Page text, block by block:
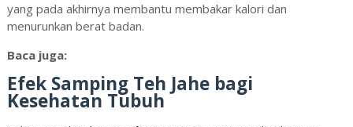
yang pada akhirnya membantu membakar kalori dan
menurunkan berat badan.
Baca juga:
Efek Samping Teh Jahe bagi
Kesehatan Tubuh